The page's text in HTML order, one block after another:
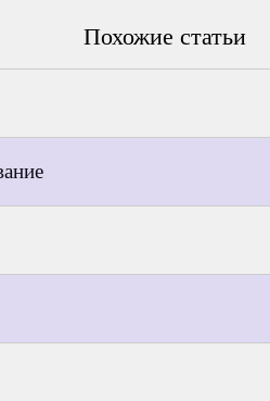
Похожие статьи